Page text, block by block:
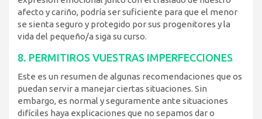
afecto y cariño, podría ser suficiente para que el menor
se sienta seguro y protegido por sus progenitores y la
vida del pequeño/a siga su curso.
8. PERMITIROS VUESTRAS IMPERFECCIONES
Este es un resumen de algunas recomendaciones que os
puedan servir a manejar ciertas situaciones. Sin
embargo, es normal y seguramente ante situaciones
difíciles haya explicaciones que no sepamos dar o